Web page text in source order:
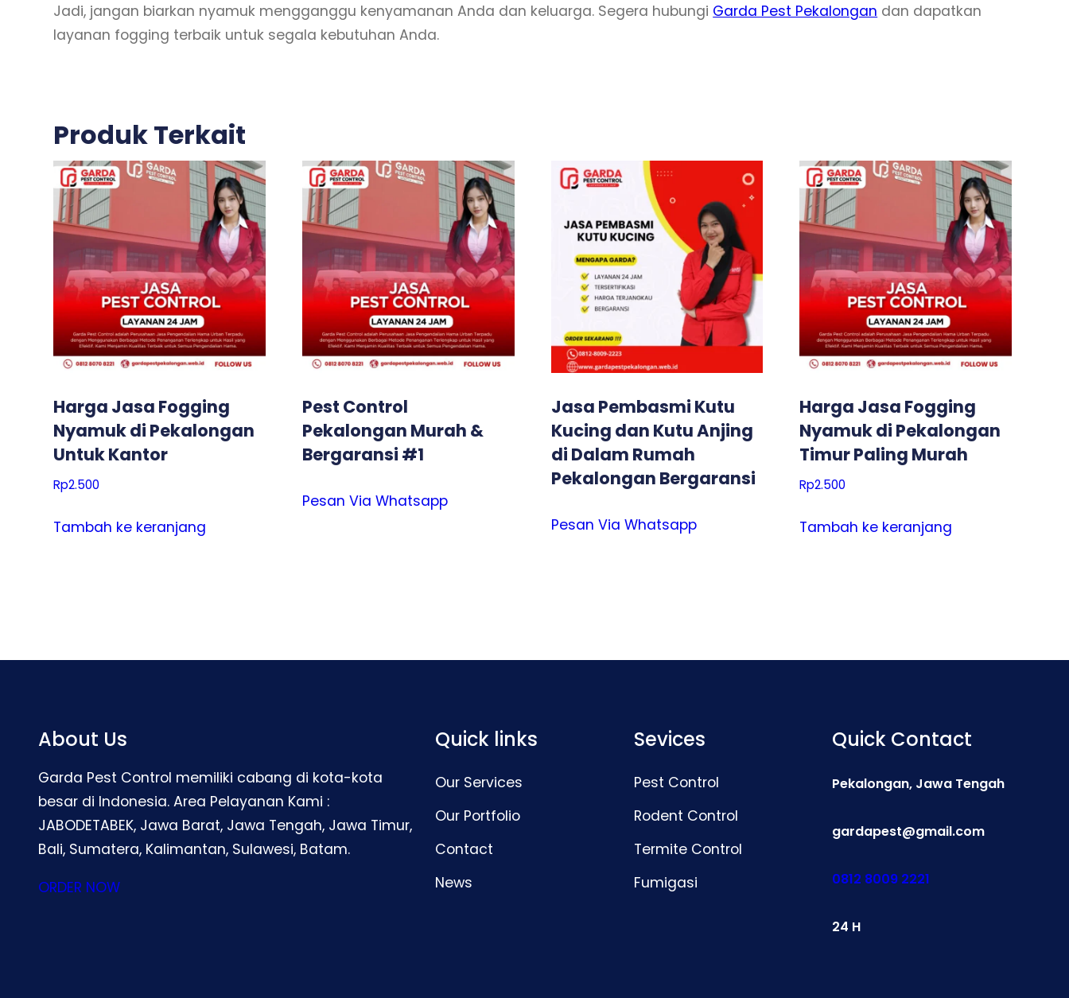
Jadi, jangan biarkan nyamuk mengganggu kenyamanan Anda dan keluarga. Segera hubungi Garda Pest Pekalongan dan dapatkan
layanan fogging terbaik untuk segala kebutuhan Anda.
Produk Terkait
Harga Jasa Fogging
Nyamuk di Pekalongan
Untuk Kantor
Rp2.500
Tambah ke keranjang
Pest Control
Pekalongan Murah &
Bergaransi #1
Pesan Via Whatsapp
Jasa Pembasmi Kutu
Kucing dan Kutu Anjing
di Dalam Rumah
Pekalongan Bergaransi
Pesan Via Whatsapp
Harga Jasa Fogging
Nyamuk di Pekalongan
Timur Paling Murah
Rp2.500
Tambah ke keranjang
About Us
Garda Pest Control memiliki cabang di kota-kota
besar di Indonesia. Area Pelayanan Kami :
JABODETABEK, Jawa Barat, Jawa Tengah, Jawa Timur,
Bali, Sumatera, Kalimantan, Sulawesi, Batam.
ORDER NOW
Quick links
Our Services
Our Portfolio
Contact
News
Sevices
Pest Control
Rodent Control
Termite Control
Fumigasi
Quick Contact
Pekalongan, Jawa Tengah
gardapest@gmail.com
0812 8009 2221
24 H